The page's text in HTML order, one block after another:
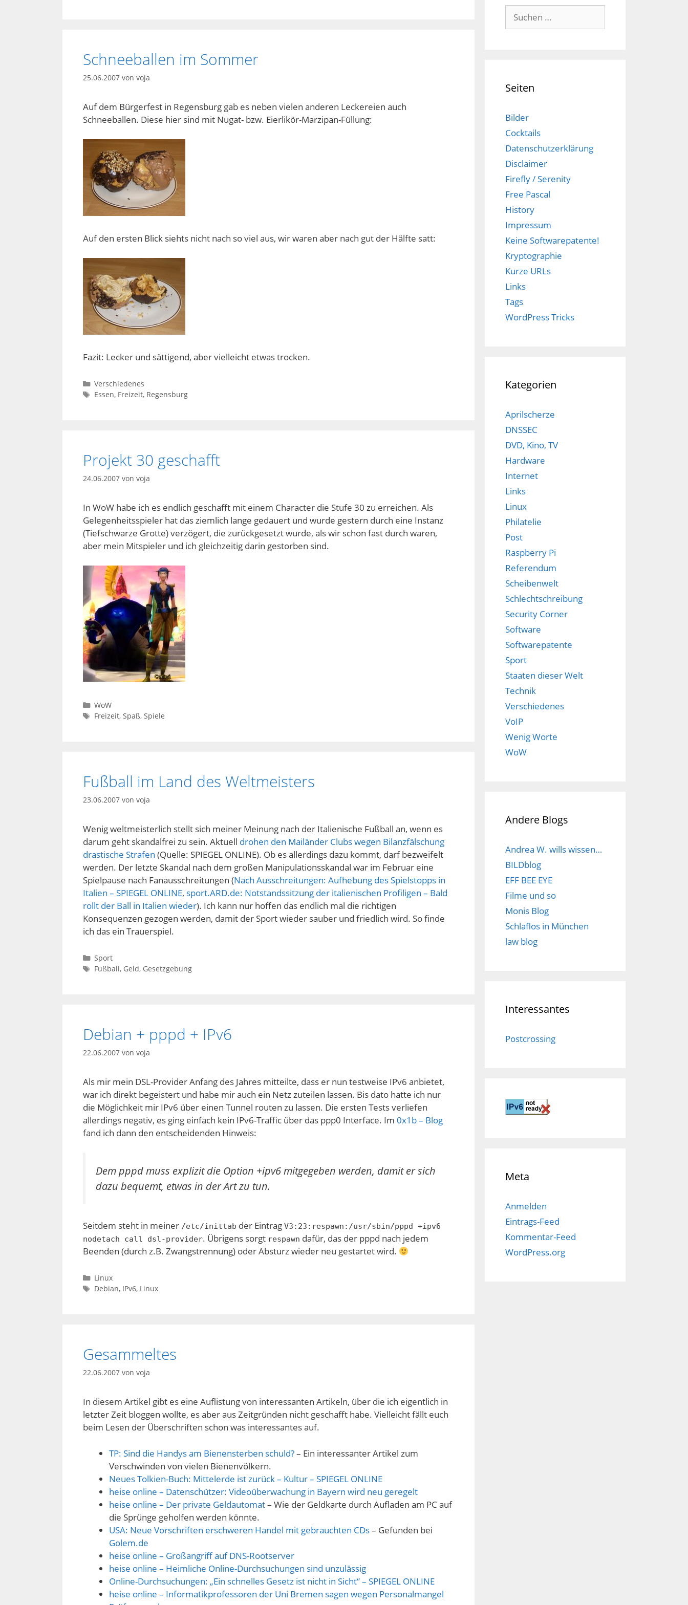
Schneeballen im Sommer
25.06.2007 von voja
Auf dem Bürgerfest in Regensburg gab es neben vielen anderen Leckereien auch
Schneeballen. Diese hier sind mit Nugat- bzw. Eierlikör-Marzipan-Füllung:
Auf den ersten Blick siehts nicht nach so viel aus, wir waren aber nach gut der Hälfte satt:
Fazit: Lecker und sättigend, aber vielleicht etwas trocken.
Kategorien
Verschiedenes
Schlagwörter
Essen, Freizeit, Regensburg
Projekt 30 geschafft
24.06.2007 von voja
In WoW habe ich es endlich geschafft mit einem Character die Stufe 30 zu erreichen. Als
Gelegenheitsspieler hat das ziemlich lange gedauert und wurde gestern durch eine Instanz
(Tiefschwarze Grotte) verzögert, die zurückgesetzt wurde, als wir schon fast durch waren,
aber mein Mitspieler und ich gleichzeitig darin gestorben sind.
Kategorien
WoW
Schlagwörter
Freizeit, Spaß, Spiele
Fußball im Land des Weltmeisters
23.06.2007 von voja
Wenig weltmeisterlich stellt sich meiner Meinung nach der Italienische Fußball an, wenn es
darum geht skandalfrei zu sein. Aktuell drohen den Mailänder Clubs wegen Bilanzfälschung
drastische Strafen (Quelle: SPIEGEL ONLINE). Ob es allerdings dazu kommt, darf bezweifelt
werden. Der letzte Skandal nach dem großen Manipulationsskandal war im Februar eine
Spielpause nach Fanausschreitungen (Nach Ausschreitungen: Aufhebung des Spielstopps in
Italien – SPIEGEL ONLINE, sport.ARD.de: Notstandssitzung der italienischen Profiligen – Bald
rollt der Ball in Italien wieder). Ich kann nur hoffen das endlich mal die richtigen
Konsequenzen gezogen werden, damit der Sport wieder sauber und friedlich wird. So finde
ich das ein Trauerspiel.
Kategorien
Sport
Schlagwörter
Fußball, Geld, Gesetzgebung
Debian + pppd + IPv6
22.06.2007 von voja
Als mir mein DSL-Provider Anfang des Jahres mitteilte, dass er nun testweise IPv6 anbietet,
war ich direkt begeistert und habe mir auch ein Netz zuteilen lassen. Bis dato hatte ich nur
die Möglichkeit mir IPv6 über einen Tunnel routen zu lassen. Die ersten Tests verliefen
allerdings negativ, es ging einfach kein IPv6-Traffic über das ppp0 Interface. Im 0x1b – Blog
fand ich dann den entscheidenden Hinweis:
Dem pppd muss explizit die Option +ipv6 mitgegeben werden, damit er sich
dazu bequemt, etwas in der Art zu tun.
Seitdem steht in meiner /etc/inittab der Eintrag V3:23:respawn:/usr/sbin/pppd +ipv6
nodetach call dsl-provider. Übrigens sorgt respawn dafür, das der pppd nach jedem
Beenden (durch z.B. Zwangstrennung) oder Absturz wieder neu gestartet wird.
Kategorien
Linux
Schlagwörter
Debian, IPv6, Linux
Gesammeltes
22.06.2007 von voja
In diesem Artikel gibt es eine Auflistung von interessanten Artikeln, über die ich eigentlich in
letzter Zeit bloggen wollte, es aber aus Zeitgründen nicht geschafft habe. Vielleicht fällt euch
beim Lesen der Überschriften schon was interessantes auf.
TP: Sind die Handys am Bienensterben schuld?– Ein interessanter Artikel zum
Verschwinden von vielen Bienenvölkern.
Neues Tolkien-Buch: Mittelerde ist zurück – Kultur – SPIEGEL ONLINE
heise online – Datenschützer: Videoüberwachung in Bayern wird neu geregelt
heise online – Der private Geldautomat– Wie der Geldkarte durch Aufladen am PC auf
die Sprünge geholfen werden könnte.
USA: Neue Vorschriften erschweren Handel mit gebrauchten CDs– Gefunden bei
Golem.de
heise online – Großangriff auf DNS-Rootserver
heise online – Heimliche Online-Durchsuchungen sind unzulässig
Online-Durchsuchungen: „Ein schnelles Gesetz ist nicht in Sicht“ – SPIEGEL ONLINE
heise online – Informatikprofessoren der Uni Bremen sagen wegen Personalmangel
Suchen
nach:
Seiten
Bilder
Cocktails
Datenschutzerklärung
Disclaimer
Firefly / Serenity
Free Pascal
History
Impressum
Keine Softwarepatente!
Kryptographie
Kurze URLs
Links
Tags
WordPress Tricks
Kategorien
Aprilscherze
DNSSEC
DVD, Kino, TV
Hardware
Internet
Links
Linux
Philatelie
Post
Raspberry Pi
Referendum
Scheibenwelt
Schlechtschreibung
Security Corner
Software
Softwarepatente
Sport
Staaten dieser Welt
Technik
Verschiedenes
VoIP
Wenig Worte
WoW
Andere Blogs
Andrea W. wills wissen…
BILDblog
EFF BEE EYE
Filme und so
Monis Blog
Schlaflos in München
law blog
Interessantes
Postcrossing
Meta
Anmelden
Eintrags-Feed
Kommentar-Feed
WordPress.org